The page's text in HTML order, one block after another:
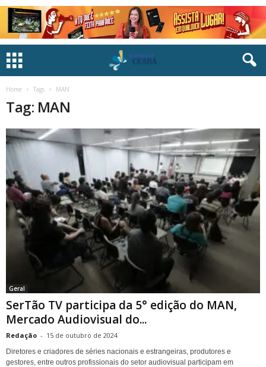
Home Tags MAN
Tag: MAN
Geral
SerTão TV participa da 5° edição do MAN,
Mercado Audiovisual do...
Redação - 15 de outubro de 2024
Diretores e criadores de séries nacionais e estrangeiras, produtores e
gestores, entre outros profissionais do setor audiovisual participam em